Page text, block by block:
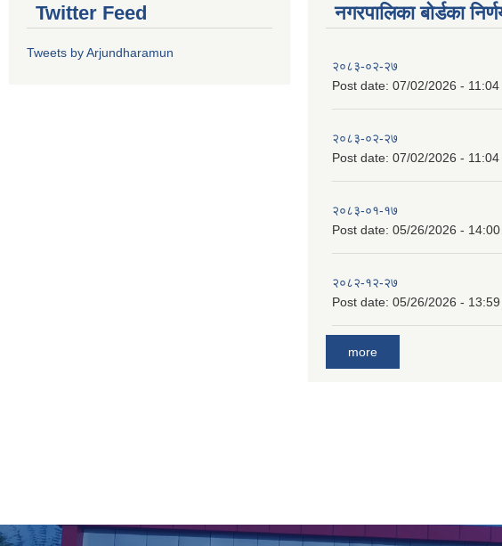
Twitter Feed
Tweets by Arjundharamun
नगरपालिका बाेर्डका
२०८३-०२-२७
Post date: 07/02/2026 - 11:04
२०८३-०२-२७
Post date: 07/02/2026 - 11:04
२०८३-०१-१७
Post date: 05/26/2026 - 14:00
२०८२-१२-२७
Post date: 05/26/2026 - 13:59
more